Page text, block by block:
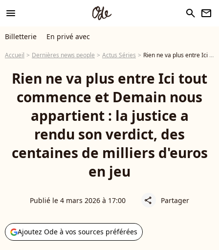
menu search newsletter
Billetterie En privé avec
Accueil Dernières news people Actus Séries Rien ne va plus entre Ici tout commence et Demain nous appartient : la justice a rendu son verdict, des centaines de milliers d'euros en jeu
Rien ne va plus entre Ici tout
commence et Demain nous
appartient : la justice a
rendu son verdict, des
centaines de milliers d'euros
en jeu
Publié le 4 mars 2026 à 17:00 share Partager
Ajoutez Ode à vos sources préférées